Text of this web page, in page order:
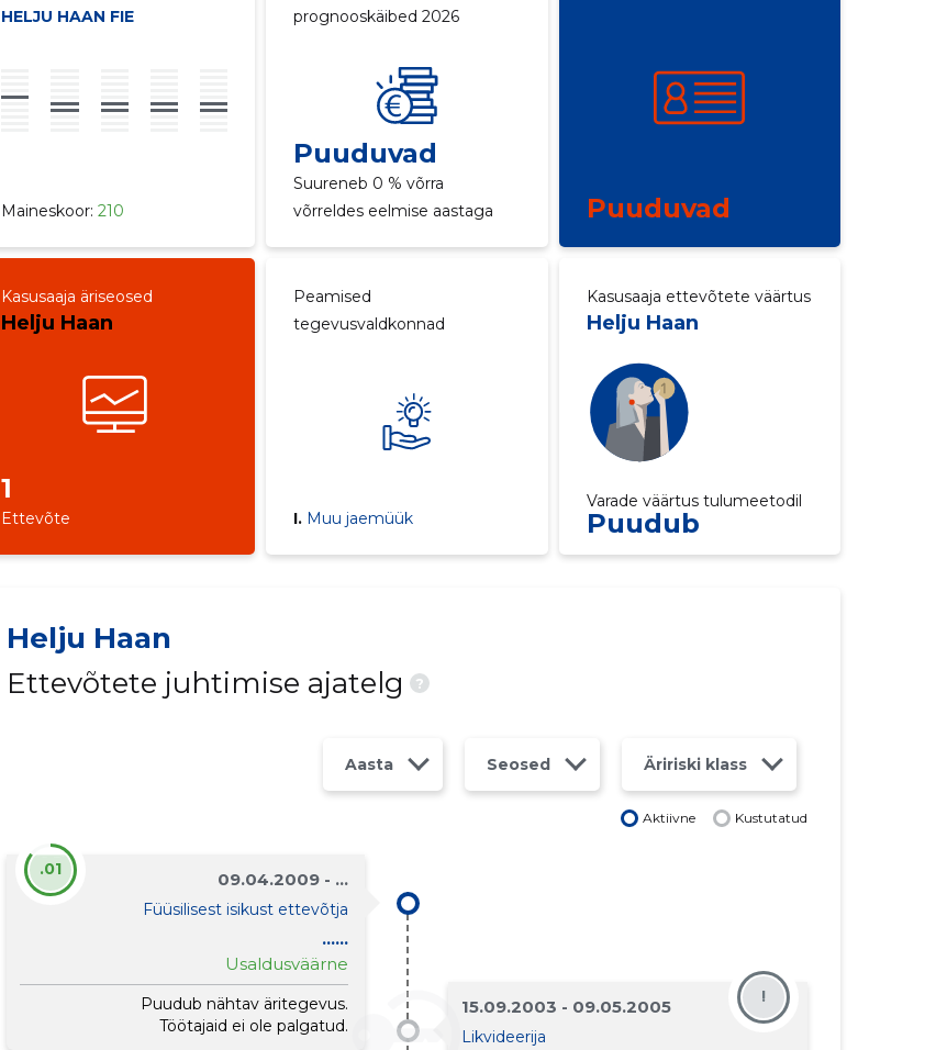
HELJU HAAN FIE
Maineskoor: 210
prognooskäibed 2026
Puuduvad
Suureneb 0 % võrra
võrreldes eelmise aastaga
Puuduvad
Kasusaaja äriseosed
Helju Haan
1
Ettevõte
Peamised
tegevusvaldkonnad
I. Muu jaemüük
Kasusaaja ettevõtete väärtus
Helju Haan
Varade väärtus tulumeetodil
Puudub
Helju Haan
Ettevõtete juhtimise ajatelg
?
Aasta Seosed Äririski klass
Aktiivne Kustutatud
09.04.2009 - ...
Füüsilisest isikust ettevõtja
......
Usaldusväärne
Puudub nähtav äritegevus.
Töötajaid ei ole palgatud.
.01
15.09.2003 - 09.05.2005
Likvideerija
!